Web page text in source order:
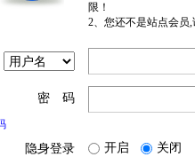
限！
2、您还不是站点会员
密 码
隐身登录 开启 关闭